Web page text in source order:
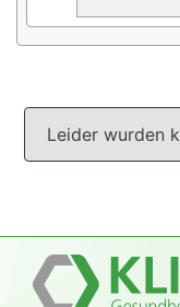
Leider wurden